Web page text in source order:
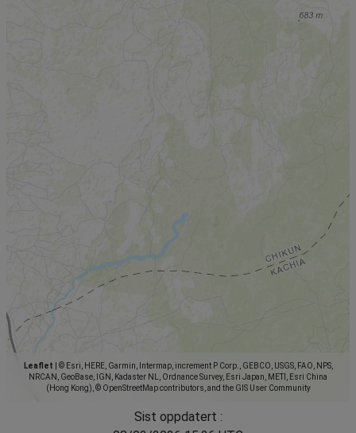
Leaflet
© Esri, HERE, Garmin, Intermap, increment P Corp., GEBCO, USGS, FAO, NPS,
NRCAN, GeoBase, IGN, Kadaster NL, Ordnance Survey, Esri Japan, METI, Esri China
(Hong Kong), © OpenStreetMap contributors, and the GIS User Community
Sist oppdatert :